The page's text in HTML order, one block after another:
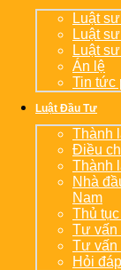
Luật
Luật
Luật
Án lệ
Tin tức
Luật Đầu Tư
Thành
Điều
Thành
Nhà
Nam
Thủ
Tư vấn
Tư vấn
Hỏi